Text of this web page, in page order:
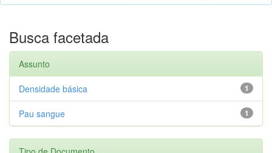
Busca facetada
Assunto
1
Densidade básica
1
Pau sangue